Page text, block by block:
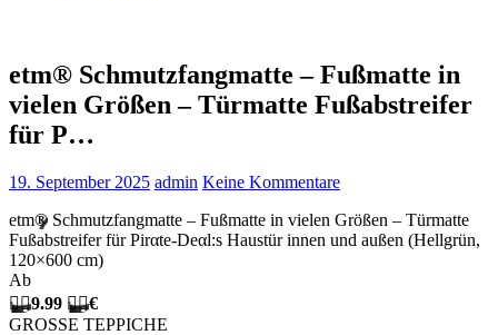
etm® Schmutzfangmatte – Fußmatte in
vielen Größen – Türmatte Fußabstreifer
für P…
19. September 2025 admin Keine Kommentare
etm® Schmutzfangmatte – Fußmatte in vielen Größen – Türmatte
Fußabstreifer für Pirαtе-Dеαl:s Haustür innen und außen (Hellgrün,
120×600 cm)
Ab
🏴‍☠️9.99 🏴‍☠️€
GROSSE TEPPICHE